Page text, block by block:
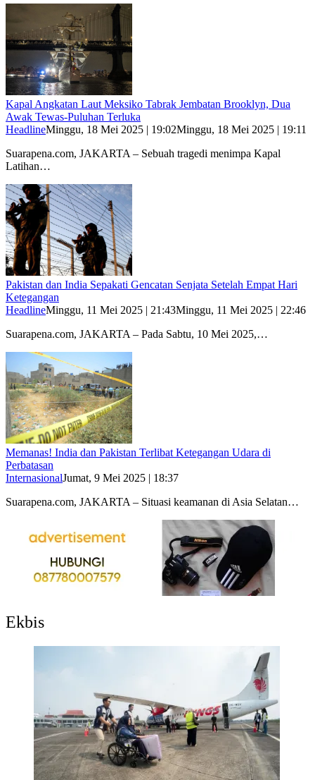
Kapal Angkatan Laut Meksiko Tabrak Jembatan Brooklyn, Dua
Awak Tewas-Puluhan Terluka
HeadlineMinggu, 18 Mei 2025 | 19:02Minggu, 18 Mei 2025 | 19:11
Suarapena.com, JAKARTA – Sebuah tragedi menimpa Kapal
Latihan…
Pakistan dan India Sepakati Gencatan Senjata Setelah Empat Hari
Ketegangan
HeadlineMinggu, 11 Mei 2025 | 21:43Minggu, 11 Mei 2025 | 22:46
Suarapena.com, JAKARTA – Pada Sabtu, 10 Mei 2025,…
Memanas! India dan Pakistan Terlibat Ketegangan Udara di
Perbatasan
InternasionalJumat, 9 Mei 2025 | 18:37
Suarapena.com, JAKARTA – Situasi keamanan di Asia Selatan…
Ekbis